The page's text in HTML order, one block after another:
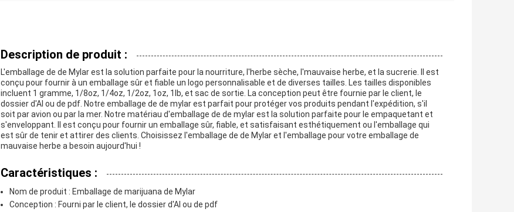
Description de produit :
L'emballage de de Mylar est la solution parfaite pour la nourriture, l'herbe sèche, l'mauvaise herbe, et la sucrerie. Il est
conçu pour fournir à un emballage sûr et fiable un logo personnalisable et de diverses tailles. Les tailles disponibles
incluent 1 gramme, 1/8oz, 1/4oz, 1/2oz, 1oz, 1lb, et sac de sortie. La conception peut être fournie par le client, le
dossier d'AI ou de pdf. Notre emballage de de mylar est parfait pour protéger vos produits pendant l'expédition, s'il
soit par avion ou par la mer. Notre matériau d'emballage de de mylar est la solution parfaite pour le empaquetant et
s'enveloppant. Il est conçu pour fournir un emballage sûr, fiable, et satisfaisant esthétiquement ou l'emballage qui
est sûr de tenir et attirer des clients. Choisissez l'emballage de de Mylar et l'emballage pour votre emballage de
mauvaise herbe a besoin aujourd'hui !
Caractéristiques :
Nom de produit : Emballage de marijuana de Mylar
Conception : Fourni par le client, le dossier d'AI ou de pdf